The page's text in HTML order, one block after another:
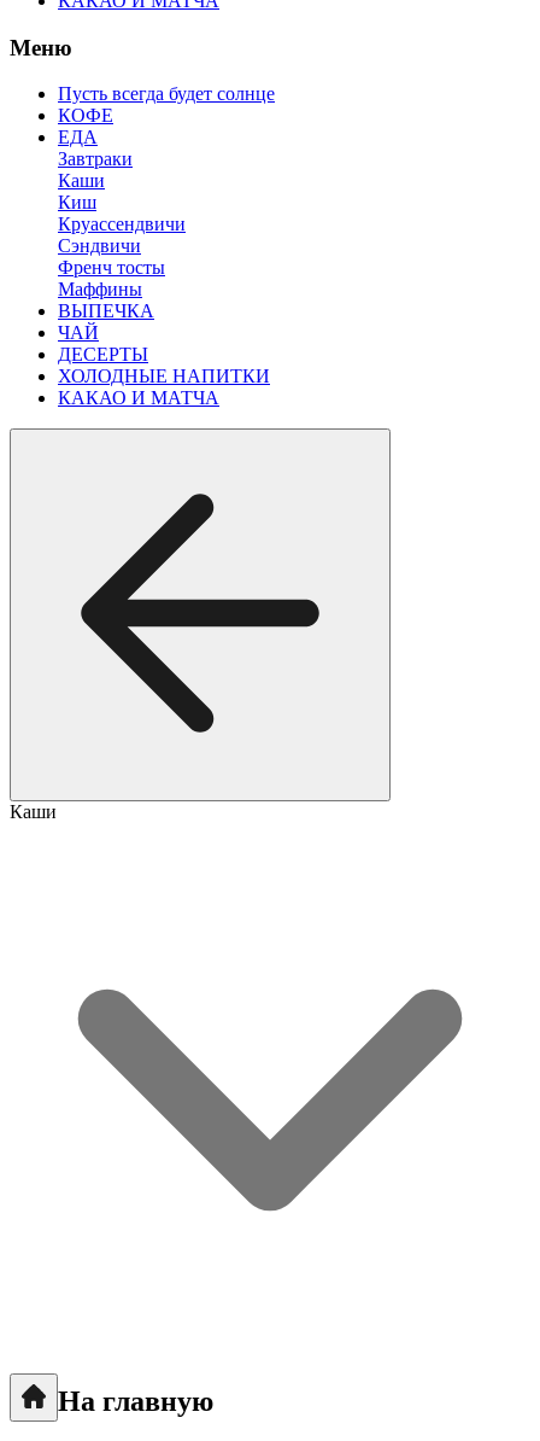
Меню
Пусть всегда будет солнце
КОФЕ
ЕДА
Завтраки
Каши
Киш
Круассендвичи
Сэндвичи
Френч тосты
Маффины
ВЫПЕЧКА
ЧАЙ
ДЕСЕРТЫ
ХОЛОДНЫЕ НАПИТКИ
КАКАО И МАТЧА
Каши
На главную